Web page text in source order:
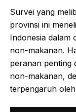
Survei yang
provinsi ini
Indonesia dalam
non-makanan.
peranan penting
non-makanan,
terpengaruh